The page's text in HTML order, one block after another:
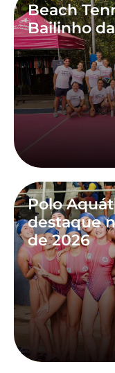
Beach
Bailinho
Polo
destaque
de 2026